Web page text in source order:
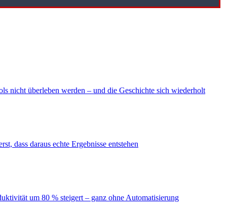
nicht überleben werden – und die Geschichte sich wiederholt
dass daraus echte Ergebnisse entstehen
um 80 % steigert – ganz ohne Automatisierung